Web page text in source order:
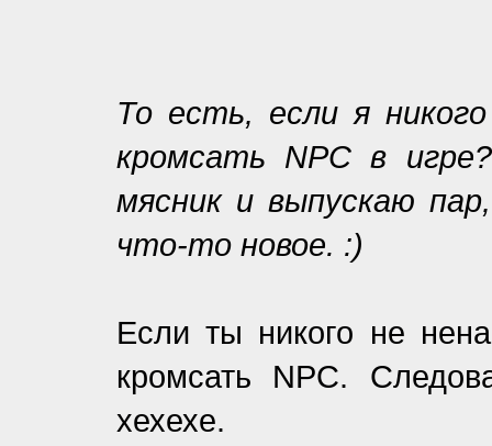
То есть, если я
кромсать NPC в
мясник и выпускаю
что-то новое. :)
Если ты никого не
кромсать NPC.
хехехе.